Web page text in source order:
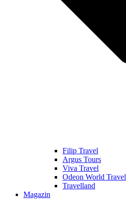
Filip Travel
Argus Tours
Viva Travel
Odeon World Travel
Travelland
Magazin